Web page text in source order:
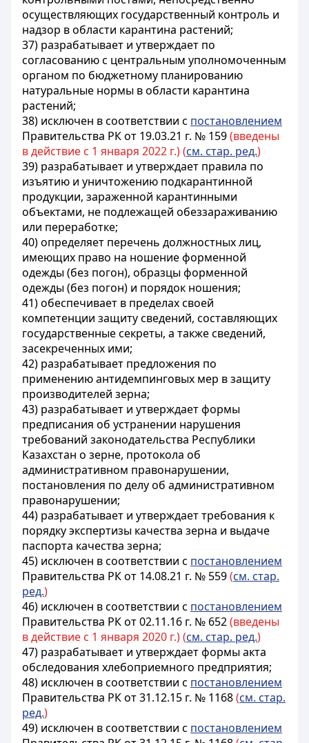
осуществляющих государственный контроль и
надзор в области карантина растений;
37) разрабатывает и утверждает по
согласованию с центральным уполномоченным
органом по бюджетному планированию
натуральные нормы в области карантина
растений;
38) исключен в соответствии с постановлением
Правительства РК от 19.03.21 г. № 159(введены
в действие с 1 января 2022 г.) (см. стар. ред.)
39) разрабатывает и утверждает правила по
изъятию и уничтожению подкарантинной
продукции, зараженной карантинными
объектами, не подлежащей обеззараживанию
или переработке;
40) определяет перечень должностных лиц,
имеющих право на ношение форменной
одежды (без погон), образцы форменной
одежды (без погон) и порядок ношения;
41) обеспечивает в пределах своей
компетенции защиту сведений, составляющих
государственные секреты, а также сведений,
засекреченных ими;
42) разрабатывает предложения по
применению антидемпинговых мер в защиту
производителей зерна;
43) разрабатывает и утверждает формы
предписания об устранении нарушения
требований законодательства Республики
Казахстан о зерне, протокола об
административном правонарушении,
постановления по делу об административном
правонарушении;
44) разрабатывает и утверждает требования к
порядку экспертизы качества зерна и выдаче
паспорта качества зерна;
45) исключен в соответствии с постановлением
Правительства РК от 14.08.21 г. № 559(см. стар.
ред.)
46) исключен в соответствии с постановлением
Правительства РК от 02.11.16 г. № 652(введены
в действие с 1 января 2020 г.) (см. стар. ред.)
47) разрабатывает и утверждает формы акта
обследования хлебоприемного предприятия;
48) исключен в соответствии с постановлением
Правительства РК от 31.12.15 г. № 1168(см. стар.
ред.)
49) исключен в соответствии с постановлением